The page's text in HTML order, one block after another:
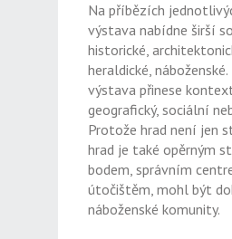
Na příbězích
výstava nabídne širší
historické,
heraldické,
výstava přinese
geografický, sociální
Protože hrad není jen
hrad je také opěrným
bodem, správním
útočištěm, mohl být
náboženské komunity.